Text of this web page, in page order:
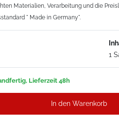
Materialien, Verarbeitung und die
" Made in Germany".
1
Lieferzeit 48h
In den Warenkorb